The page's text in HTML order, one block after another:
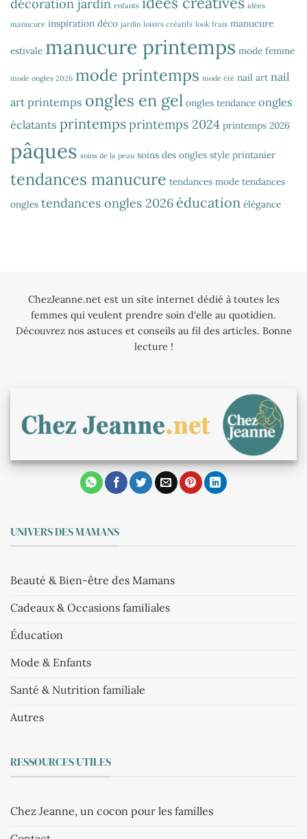
décoration jardin enfants
idées
manucure inspiration déco jardin loisirs créatifs look frais manucure
estivale manucure printemps mode femme
mode ongles 2026 mode printemps mode été nail art nail
art printemps ongles en gel ongles tendance ongles
éclatants printempsprintemps 2024 printemps 2026
pâques soins de la peau soins des ongles style printanier
tendances manucure tendances mode tendances
ongles tendances ongles 2026 éducation élégance
ChezJeanne.net est un site internet dédié à toutes les
femmes qui veulent prendre soin d'elle au quotidien.
Découvrez nos astuces et conseils au fil des articles. Bonne
lecture !
UNIVERS DES MAMANS
Beauté & Bien-être des Mamans
Cadeaux & Occasions familiales
Éducation
Mode & Enfants
Santé & Nutrition familiale
Autres
RESSOURCES UTILES
Chez Jeanne, un cocon pour les familles